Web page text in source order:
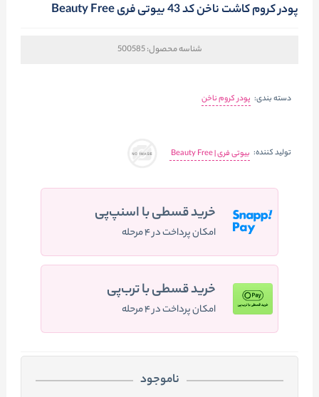
پودر کروم کاشت ناخن کد 43 بیوتی فری Beauty Free
شناسه محصول:500585
دسته بندی: پودر کروم ناخن
تولید کننده: بیوتی فری | Beauty Free
خرید قسطی با اسنپ‌پی
امکان پرداخت در ۴ مرحله
خرید قسطی با ترب‌پی
امکان پرداخت در ۴ مرحله
ناموجود